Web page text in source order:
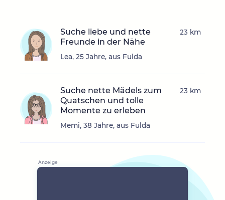
Suche liebe und nette
Freunde in der Nähe
Lea, 25 Jahre, aus Fulda
23 km
Suche nette Mädels zum
Quatschen und tolle
Momente zu erleben
Memi, 38 Jahre, aus Fulda
23 km